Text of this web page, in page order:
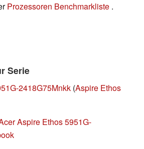
Prozessoren Benchmarkliste .
Serie
2418G75Mnkk (Aspire Ethos
Aspire Ethos 5951G-